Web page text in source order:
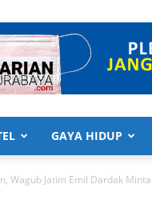
GAYA HIDUP
Wagub Jatim Emil Dardak